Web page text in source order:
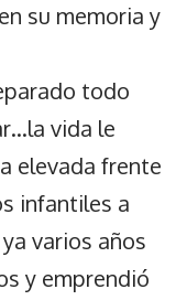
su memoria y
todo
vida le
elevada frente
infantiles a
varios años
y emprendió